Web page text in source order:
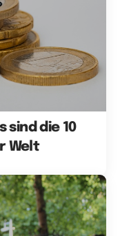
sind die 10
Welt